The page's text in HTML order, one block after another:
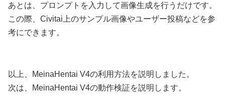
あとは、プロンプトを入力して画像生成を行うだけです。
この際、Civitai上のサンプル画像やユーザー投稿などを参
考にできます。
以上、MeinaHentai V4の利用方法を説明しました。
次は、MeinaHentai V4の動作検証を説明します。